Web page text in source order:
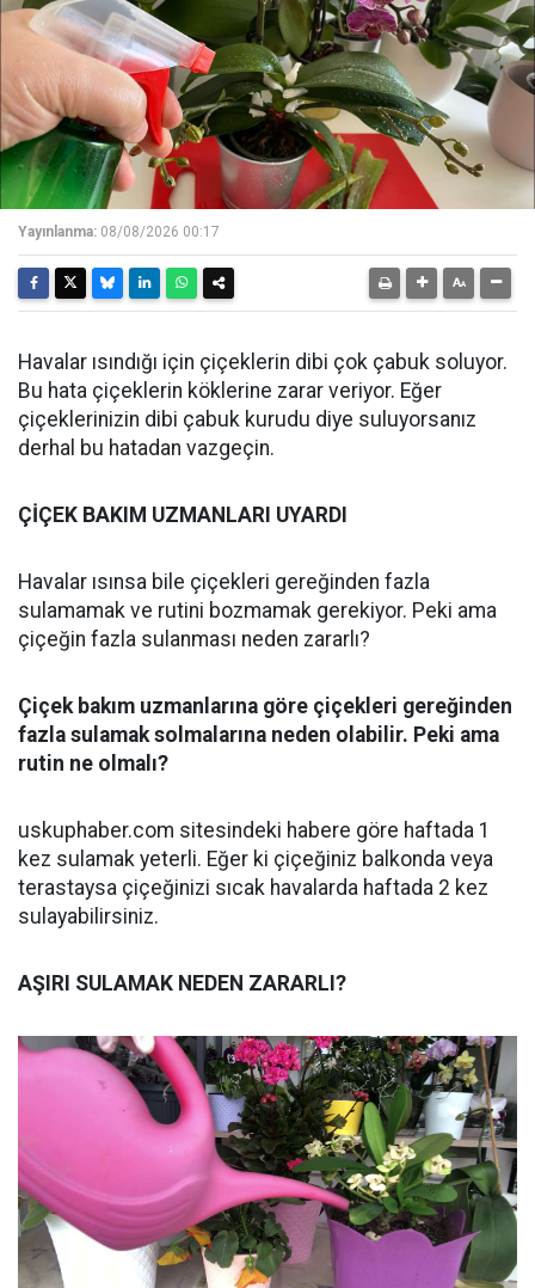
Yayınlanma: 08/08/2026 00:17
Havalar ısındığı için çiçeklerin dibi çok çabuk soluyor.
Bu hata çiçeklerin köklerine zarar veriyor. Eğer
çiçeklerinizin dibi çabuk kurudu diye suluyorsanız
derhal bu hatadan vazgeçin.
ÇİÇEK BAKIM UZMANLARI UYARDI
Havalar ısınsa bile çiçekleri gereğinden fazla
sulamamak ve rutini bozmamak gerekiyor. Peki ama
çiçeğin fazla sulanması neden zararlı?
Çiçek bakım uzmanlarına göre çiçekleri gereğinden
fazla sulamak solmalarına neden olabilir. Peki ama
rutin ne olmalı?
uskuphaber.com sitesindeki habere göre haftada 1
kez sulamak yeterli. Eğer ki çiçeğiniz balkonda veya
terastaysa çiçeğinizi sıcak havalarda haftada 2 kez
sulayabilirsiniz.
AŞIRI SULAMAK NEDEN ZARARLI?